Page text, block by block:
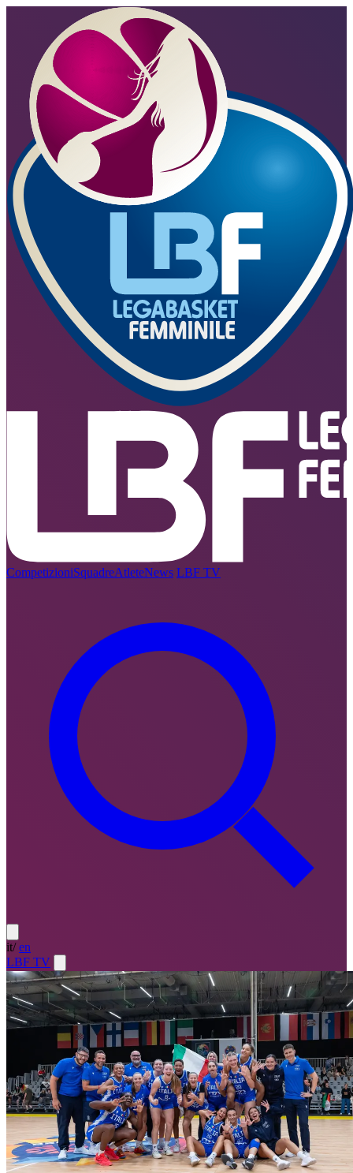
CompetizioniSquadreAtleteNews LBF TV
it/ en
LBF TV